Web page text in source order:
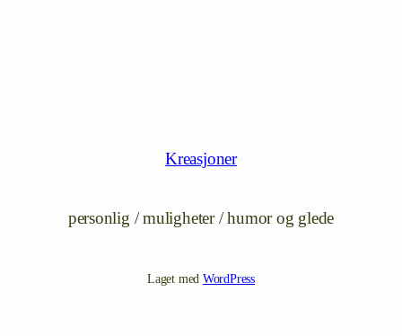
Kreasjoner
personlig / muligheter / humor og glede
Laget med WordPress